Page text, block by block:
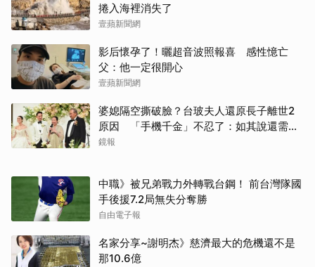
捲入海裡消失了
壹蘋新聞網
影后懷孕了！曬超音波照報喜 感性憶亡
父：他一定很開心
壹蘋新聞網
婆媳隔空撕破臉？台玻夫人還原長子離世2
原因 「手機千金」不忍了：如其說還需要
離開嗎？
鏡報
中職》被兄弟戰力外轉戰台鋼！ 前台灣隊國
手後援7.2局無失分奪勝
自由電子報
名家分享~謝明杰》慈濟最大的危機還不是
那10.6億